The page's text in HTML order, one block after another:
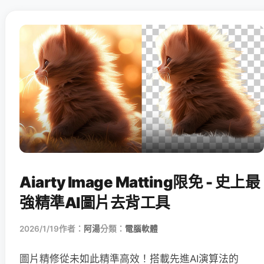
Aiarty Image Matting限免 - 史上最
強精準AI圖片去背工具
2026/1/19作者： 阿湯分類： 電腦軟體
圖片精修從未如此精準高效！搭載先進AI演算法的